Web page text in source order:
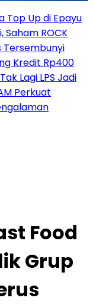
Top Up di Epayu
Saham ROCK
Tersembunyi
Kredit Rp400
Lagi LPS Jadi
Perkuat
Food
Grup